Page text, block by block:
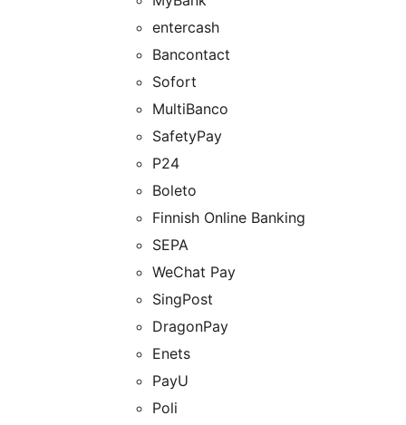
entercash
Bancontact
Sofort
MultiBanco
SafetyPay
P24
Boleto
Finnish Online Banking
SEPA
WeChat Pay
SingPost
DragonPay
Enets
PayU
Poli